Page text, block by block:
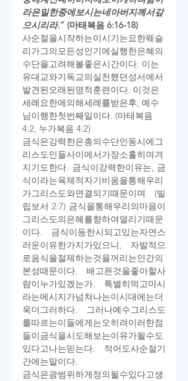
라은밀한중에보시는네아버지께서갚
으시리라.” (마태복음 6:16-18)
사순절을시작하는이시기는요한웨슬
리가그의모든성인기에실행한은혜의
수단을고려해볼좋은시간이다. 이는
유대교와기독교의실천했던성서에서
발견된오래된영적훈련이다. 이것은
세례요한에의해세례를받은후, 예수
님이행한첫번째일이다. (마태복음
4:2, 누가복음 4:2)
금식은강력한은총의수단인동시에그
리스도인들사이에서가장소홀히여겨
지기도한다. 금식이강력한이유는, 금
식이라는육체적자기비움을통해우리
가그리스도와연결되기때문이며 (빌
립보서 2:7) 금식을통해우리의마음이
그리스도의은혜를향하여열리기때문
이다. 금식이등한시되고있는자연스
러운이유한가지가있으니, 자발적으
로음식을절제하는것을꺼리는인간의
본성때문이다. 배고픈것을좋아할사
람이누가있겠는가. 특별히먹고마시
라는메시지가넘쳐나는이시대에는더
욱더그러하다. 그러나예수그리스도
를따르는이들에게는오히려이러한점
들이금식을시도해보는이유가될수도
있다고나는믿는다. 적어도사순절기
간에는말이다.
금식은광범위하게정의될수있다고생